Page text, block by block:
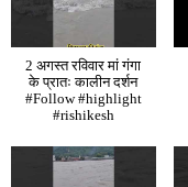
2 अगस्त रविवार मां गंगा
के प्रातः कालीन दर्शन
#Follow #highlight
#rishikesh